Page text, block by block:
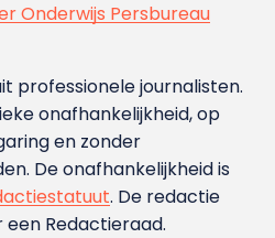
Onderwijs Persbureau
professionele journalisten.
onafhankelijkheid, op
en zonder
De onafhankelijkheid is
. De redactie
Redactieraad.